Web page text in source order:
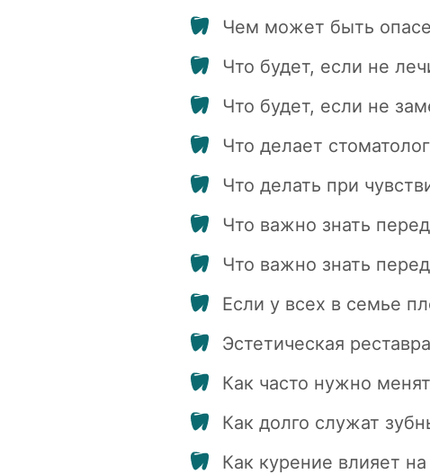
Чем может быть
Что будет, если не
Что будет, если не
Что делает
Что делать при
Что важно знать
Что важно знать
Если у всех в семье
Эстетическая
Как часто нужно
Как долго служат
Как курение влияет